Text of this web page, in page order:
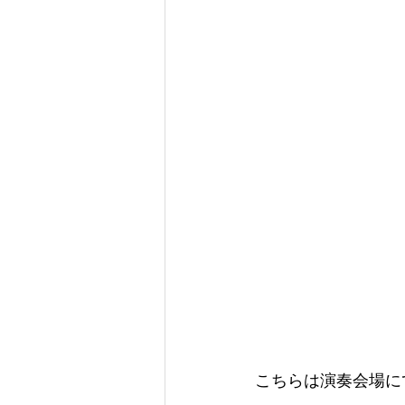
こちらは演奏会場